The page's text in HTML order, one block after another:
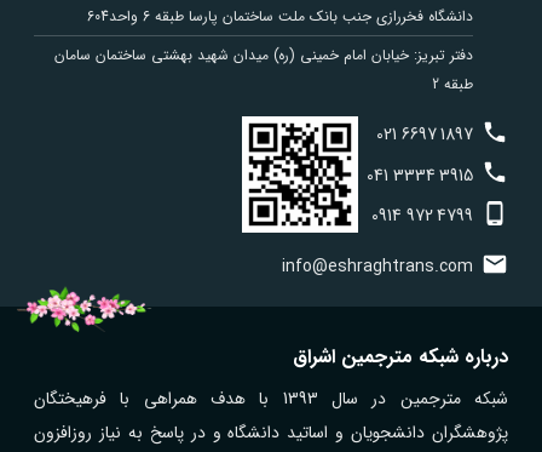
دانشگاه فخررازی جنب بانک ملت ساختمان پارسا طبقه 6 واحد604
دفتر تبریز: خیابان امام خمینی (ره) میدان شهید بهشتی ساختمان سامان
طبقه 2
021 66971897
041 33343915
0914 9724799
info@eshraghtrans.com
درباره شبکه مترجمین اشراق
شبکه مترجمین در سال 1393 با هدف همراهی با فرهیختگان
پژوهشگران دانشجویان و اساتید دانشگاه و در پاسخ به نیاز روزافزون